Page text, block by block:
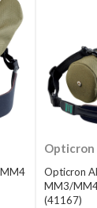
Opticron
Opticron
MM3/
(41167)